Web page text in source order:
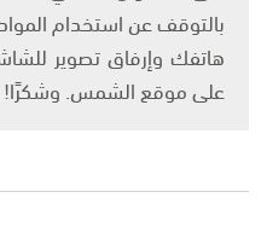
بالتوقف عن استخدام
هاتفك وإرفاق تصوير
على موقع الشمس. وشكرًا!